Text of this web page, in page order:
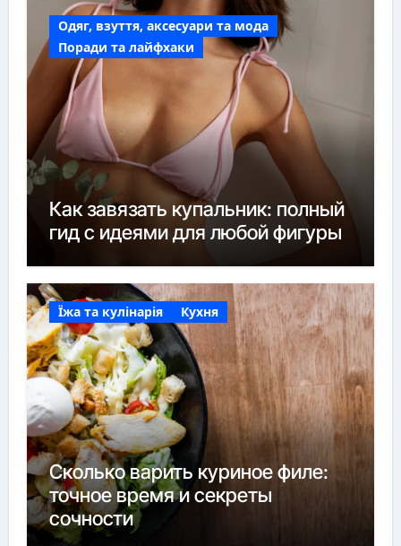
Одяг, взуття, аксесуари та мода
Поради та лайфхаки
Как завязать купальник: полный
гид с идеями для любой фигуры
Їжа та кулінарія Кухня
Сколько варить куриное филе:
точное время и секреты
сочности